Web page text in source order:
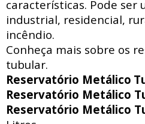
características. Pode ser
industrial, residencial,
incêndio.
Conheça mais sobre os
tubular.
Reservatório Metálico
Reservatório Metálico
Reservatório Metálico